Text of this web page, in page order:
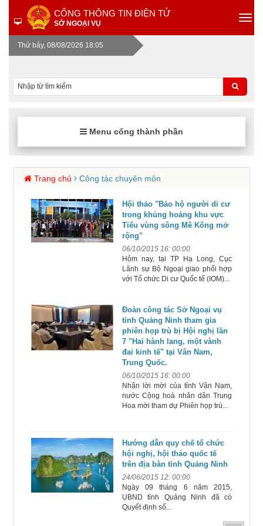
CỔNG THÔNG TIN ĐIỆN TỬ
SỞ NGOẠI VỤ
Thứ bảy, 08/08/2026 18:05
Menu cổng thành phần
Trang chủ Công tác chuyên môn
Hội thảo "Bảo hộ người di cư
trong khủng hoảng khu vực
Tiểu vùng sông Mê Kông mở
rộng"
06/10/2015 16: 00:00
Hôm nay, tại TP Hạ Long, Cục
Lãnh sự Bộ Ngoại giao phối hợp
với Tổ chức Di cư Quốc tế (IOM)...
Đoàn công tác Sở Ngoại vụ
tỉnh Quảng Ninh tham gia
phiên họp trù bị Hội nghị lần
7 "Hai hành lang, một vành
đai kinh tế" tại Vân Nam,
Trung Quốc.
06/10/2015 16: 00:00
Nhận lời mời của tỉnh Vân Nam,
nước Cộng hoà nhân dân Trung
Hoa mời tham dự Phiên họp trù...
Hướng dẫn quy chế tổ chức
hội nghị, hội thảo quốc tế
trên địa bàn tỉnh Quảng Ninh
24/06/2015 12: 00:00
Ngày 09 tháng 6 năm 2015,
UBND tỉnh Quảng Ninh đã có
Quyết định số...